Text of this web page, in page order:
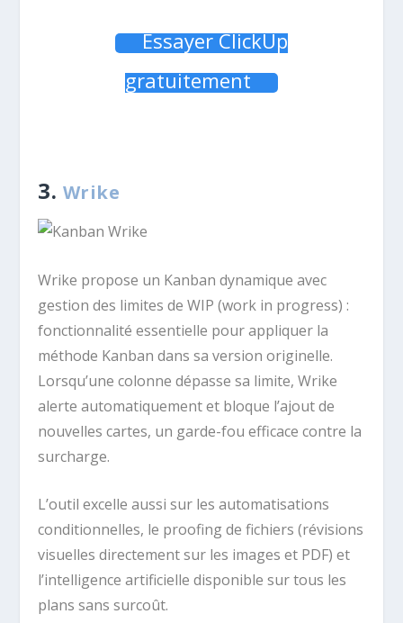
Essayer ClickUp
gratuitement
3. Wrike
Wrike propose un Kanban dynamique avec
gestion des limites de WIP (work in progress) :
fonctionnalité essentielle pour appliquer la
méthode Kanban dans sa version originelle.
Lorsqu’une colonne dépasse sa limite, Wrike
alerte automatiquement et bloque l’ajout de
nouvelles cartes, un garde-fou efficace contre la
surcharge.
L’outil excelle aussi sur les automatisations
conditionnelles, le proofing de fichiers (révisions
visuelles directement sur les images et PDF) et
l’intelligence artificielle disponible sur tous les
plans sans surcoût.